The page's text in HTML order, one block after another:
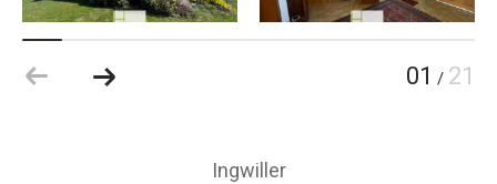
01 / 21
Ingwiller